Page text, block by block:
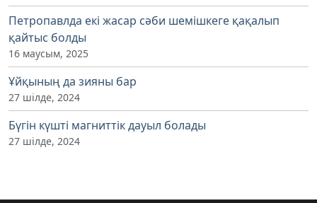
Петропавлда екі жасар сәби шемішкеге қақалып
қайтыс болды
16 маусым, 2025
Ұйқының да зияны бар
27 шілде, 2024
Бүгін күшті магниттік дауыл болады
27 шілде, 2024